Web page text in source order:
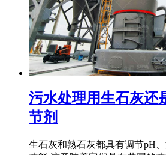
污水处理用生石灰还
节剂
生石灰和熟石灰都具有调节pH